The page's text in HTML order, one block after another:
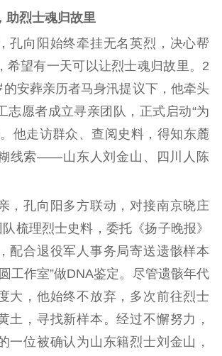
数据资源
公共服务
政务服务
登记服务
智库服务
管理平台
文艺创作
服务管理
数字出版
新闻发布工作备
理论宣讲
共建共享平台
政工继续教育学
习平台
烈士魂归故里
向阳始终牵挂无名英烈，决心帮
希望有一天可以让烈士魂归故里。2
安葬亲历者马身汛提议下，他牵头
志愿者成立寻亲团队，正式启动“为
他走访群众、查阅史料，得知东麓
线索——山东人刘金山、四川人陈
孔向阳多方联动，对接南京晓庄
队梳理烈士史料，委托《扬子晚报》
配合退役军人事务局寄送遗骸样本
工作室”做DNA鉴定。尽管遗骸年代
大，他始终不放弃，多次前往烈士
土，寻找新样本。经过不懈努力，
一位被确认为山东籍烈士刘金山，